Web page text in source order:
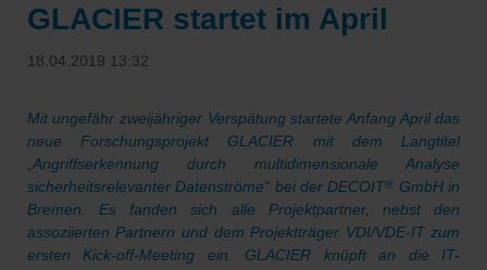
GLACIER startet im April
18.04.2019 13:32
Mit ungefähr zweijähriger Verspätung startete Anfang April das
neue Forschungsprojekt GLACIER mit dem Langtitel
„Angriffserkennung durch multidimensionale Analyse
sicherheitsrelevanter Datenströme“ bei der DECOIT® GmbH in
Bremen. Es fanden sich alle Projektpartner, nebst den
assoziierten Partnern und dem Projektträger VDI/VDE-IT zum
ersten Kick-off-Meeting ein. GLACIER knüpft an die IT-